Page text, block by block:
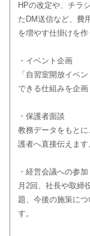
HPの改定や、チラ
たDM送信など、費
を増やす仕掛けを作
・イベント企画
「自習室開放イベ
できる仕組みを企画
・保護者面談
教務データをもと
護者へ直接伝えます
・経営会議への参加
月2回、社長や取締
題、今後の施策に
す。